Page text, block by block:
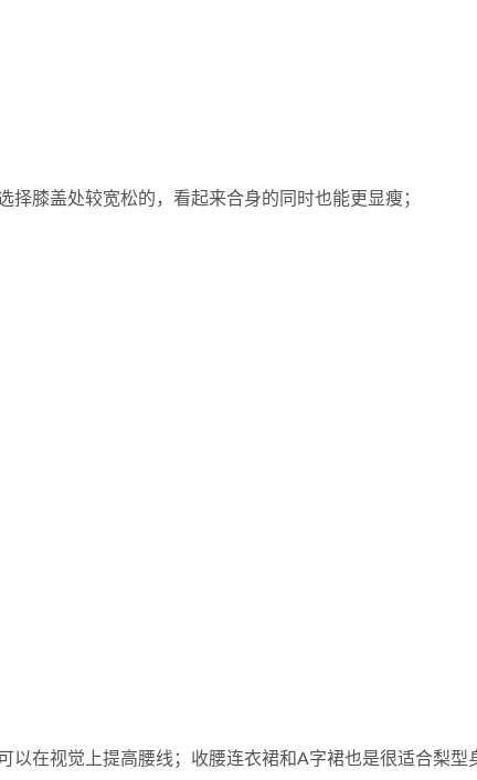
膝盖处较宽松的，看起来合身的同时也能更显瘦；
以在视觉上提高腰线；收腰连衣裙和A字裙也是很适合梨型